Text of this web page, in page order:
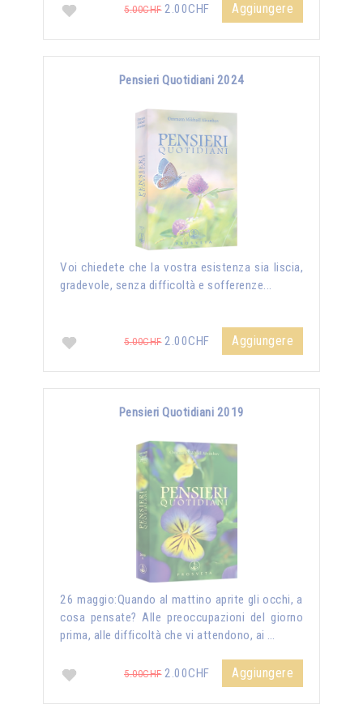
5.00CHF2.00CHF Aggiungere
Pensieri Quotidiani 2024
Voi chiedete che la vostra esistenza sia liscia,
gradevole, senza difficoltà e sofferenze...
5.00CHF2.00CHF Aggiungere
Pensieri Quotidiani 2019
26 maggio:Quando al mattino aprite gli occhi, a
cosa pensate? Alle preoccupazioni del giorno
prima, alle difficoltà che vi attendono, ai …
5.00CHF2.00CHF Aggiungere